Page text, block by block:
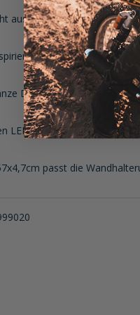
aus hochwertigem
von klassischen
Deine Dekoration mit
LEDs sorgen nicht nur für
passt die